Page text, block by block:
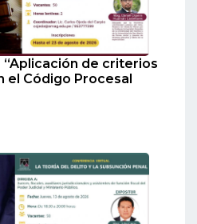
de criterios
el Código Procesal